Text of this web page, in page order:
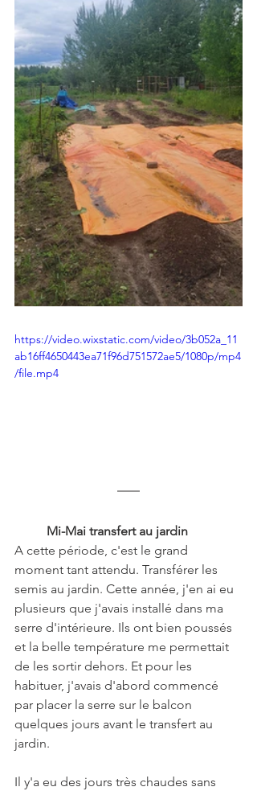
https://video.wixstatic.com/video/3b052a_11
ab16ff4650443ea71f96d751572ae5/1080p/mp4
/file.mp4
Mi-Mai transfert au jardin
A cette période, c'est le grand
moment tant attendu. Transférer les
semis au jardin. Cette année, j'en ai eu
plusieurs que j'avais installé dans ma
serre d'intérieure. Ils ont bien poussés
et la belle température me permettait
de les sortir dehors. Et pour les
habituer, j'avais d'abord commencé
par placer la serre sur le balcon
quelques jours avant le transfert au
jardin.
Il y'a eu des jours très chaudes sans